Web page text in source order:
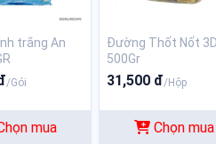
trắng An
/Gói
mua
Đường Thốt Nốt 3D
500Gr
31,500 đ/Hộp
Chọn mua